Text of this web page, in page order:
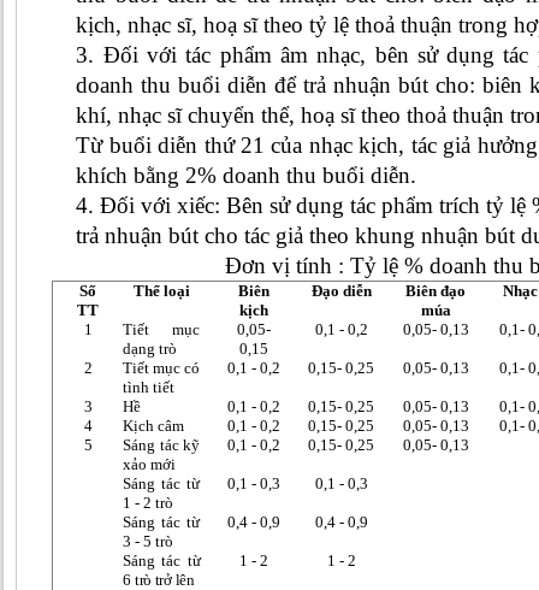
kịch, nhạc sĩ, hoạ sĩ theo tỷ lệ thoả thuận trong
3. Đối với tác phẩm âm nhạc, bên sử dụng
doanh thu buổi diễn để trả nhuận bút cho: biên
khí, nhạc sĩ chuyển thể, hoạ sĩ theo thoả thuận
Từ buổi diễn thứ 21 của nhạc kịch, tác giả
khích bằng 2% doanh thu buổi diễn.
4. Đối với xiếc: Bên sử dụng tác phẩm trích tỷ lệ
trả nhuận bút cho tác giả theo khung nhuận bút
Đơn vị tính : Tỷ lệ % doanh thu
Số
TT
Thể loại
Biên
kịch
Đạo diễn
Biên đạo
múa
1
Tiết mục
dạng trò
0,05-
0,15
0,1 - 0,2 0,05- 0,13 0,1-
2
Tiết mục có
tình tiết
0,1 - 0,2 0,15- 0,25 0,05- 0,13 0,1-
3 Hề 0,1 - 0,2 0,15- 0,25 0,05- 0,13
0,1-
4
Kịch câm 0,1 - 0,2 0,15- 0,25 0,05- 0,13
0,1-
5
Sáng tác kỹ
xảo mới
0,1 - 0,2 0,15- 0,25 0,05- 0,13
Sáng tác từ
1 - 2 trò
0,1 - 0,3 0,1 - 0,3
Sáng tác từ
3 - 5 trò
0,4 - 0,9 0,4 - 0,9
Sáng tác từ
6 trò trở lên
1 - 2 1 - 2